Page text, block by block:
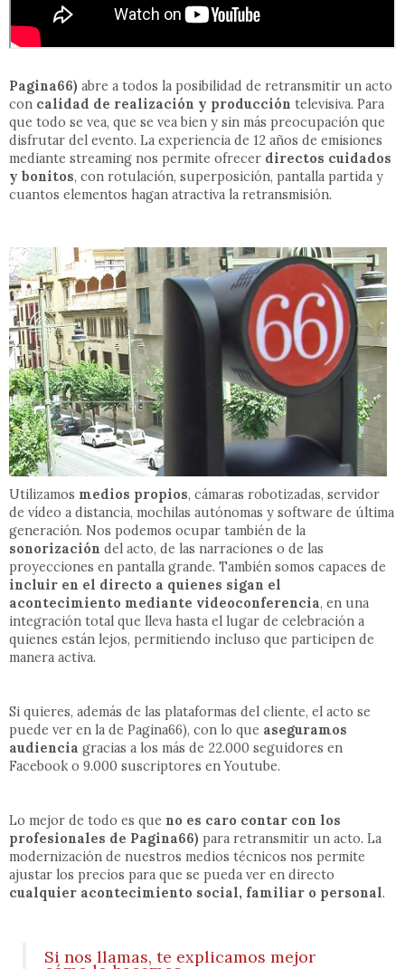
Pagina66) abre a todos la posibilidad de retransmitir un acto
con calidad de realización y producción televisiva. Para
que todo se vea, que se vea bien y sin más preocupación que
disfrutar del evento. La experiencia de 12 años de emisiones
mediante streaming nos permite ofrecer directos cuidados
y bonitos, con rotulación, superposición, pantalla partida y
cuantos elementos hagan atractiva la retransmisión.
Utilizamos medios propios, cámaras robotizadas, servidor
de vídeo a distancia, mochilas autónomas y software de última
generación. Nos podemos ocupar también de la
sonorización del acto, de las narraciones o de las
proyecciones en pantalla grande. También somos capaces de
incluir en el directo a quienes sigan el
acontecimiento mediante videoconferencia, en una
integración total que lleva hasta el lugar de celebración a
quienes están lejos, permitiendo incluso que participen de
manera activa.
Si quieres, además de las plataformas del cliente, el acto se
puede ver en la de Pagina66), con lo que aseguramos
audiencia gracias a los más de 22.000 seguidores en
Facebook o 9.000 suscriptores en Youtube.
Lo mejor de todo es que no es caro contar con los
profesionales de Pagina66) para retransmitir un acto. La
modernización de nuestros medios técnicos nos permite
ajustar los precios para que se pueda ver en directo
cualquier acontecimiento social, familiar o personal.
Si nos llamas, te explicamos mejor